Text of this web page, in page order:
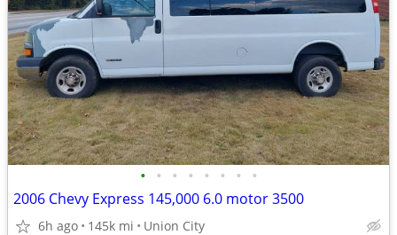
• • • • • • • •
2006 Chevy Express 145,000 6.0 motor 3500
6h ago 145k mi Union City